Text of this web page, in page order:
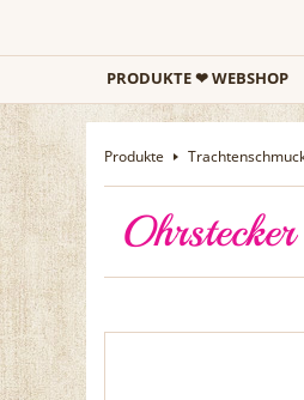
PRODUKTE ❤ WEBSHOP
Produkte